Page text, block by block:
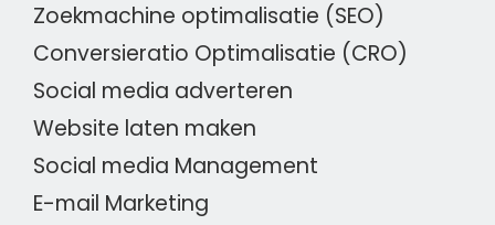
Zoekmachine optimalisatie (SEO)
Conversieratio Optimalisatie (CRO)
Social media adverteren
Website laten maken
Social media Management
E-mail Marketing